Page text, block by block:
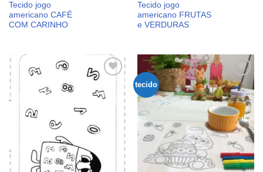
Tecido jogo
americano CAFÉ
COM CARINHO
Tecido jogo
americano FRUTAS
e VERDURAS
Adicionar
aos
meus
desejos
tecido
Adicionar
aos
meus
desejos